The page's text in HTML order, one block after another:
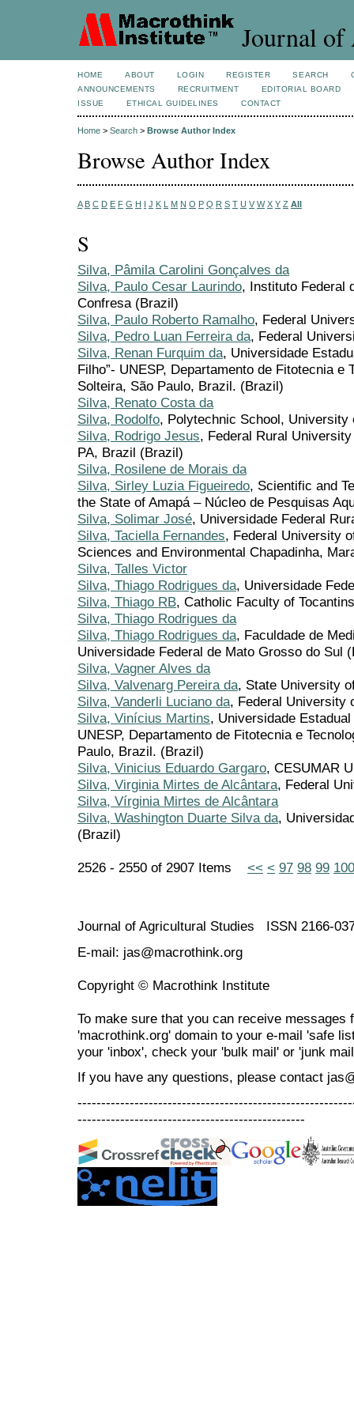
Journal of
HOME ABOUT LOGIN REGISTER SEARCH
ANNOUNCEMENTS
RECRUITMENT
EDITORIAL BOARD
ISSUE
ETHICAL GUIDELINES CONTACT
Home > Search > Browse Author Index
Browse Author Index
A B C D E F G H I J K L M N O P Q R S T U V W X Y Z All
S
Silva, Pâmila Carolini Gonçalves da
Silva, Paulo Cesar Laurindo, Instituto Federal
Confresa (Brazil)
Silva, Paulo Roberto Ramalho, Federal
Silva, Pedro Luan Ferreira da, Federal
Silva, Renan Furquim da, Universidade
Filho”- UNESP, Departamento de Fitotecnia e
Solteira, São Paulo, Brazil. (Brazil)
Silva, Renato Costa da
Silva, Rodolfo, Polytechnic School, University
Silva, Rodrigo Jesus, Federal Rural
PA, Brazil (Brazil)
Silva, Rosilene de Morais da
Silva, Sirley Luzia Figueiredo, Scientific and
the State of Amapá – Núcleo de Pesquisas
Silva, Solimar José, Universidade Federal
Silva, Taciella Fernandes, Federal University
Sciences and Environmental Chapadinha,
Silva, Talles Victor
Silva, Thiago Rodrigues da, Universidade
Silva, Thiago RB, Catholic Faculty of
Silva, Thiago Rodrigues da
Silva, Thiago Rodrigues da, Faculdade de
Universidade Federal de Mato Grosso do Sul
Silva, Vagner Alves da
Silva, Valvenarg Pereira da, State University
Silva, Vanderli Luciano da, Federal University
Silva, Vinícius Martins, Universidade
UNESP, Departamento de Fitotecnia e
Paulo, Brazil. (Brazil)
Silva, Vinicius Eduardo Gargaro, CESUMAR
Silva, Virginia Mirtes de Alcântara, Federal
Silva, Vírginia Mirtes de Alcântara
Silva, Washington Duarte Silva da,
(Brazil)
2526 - 2550 of 2907 Items << < 97 98 99 100
Journal of Agricultural Studies ISSN 2166-
E-mail: jas@macrothink.org
Copyright © Macrothink Institute
To make sure that you can receive messages
'macrothink.org' domain to your e-mail 'safe
your 'inbox', check your 'bulk mail' or 'junk
If you have any questions, please contact
------------------------------------------------